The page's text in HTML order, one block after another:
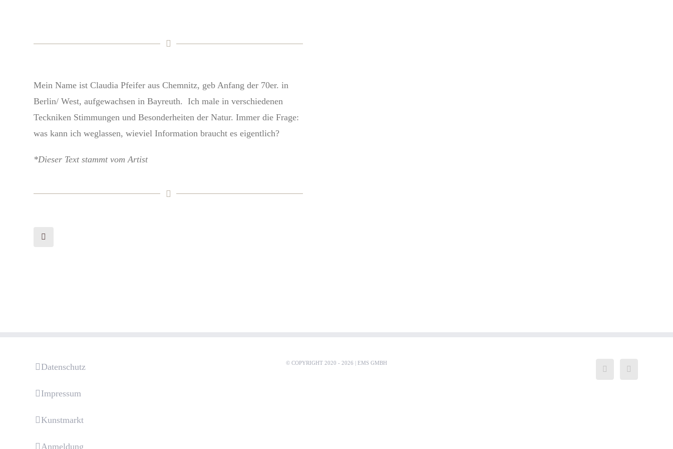
Mein Name ist Claudia Pfeifer aus Chemnitz, geb Anfang der 70er. in
Berlin/ West, aufgewachsen in Bayreuth. Ich male in verschiedenen
Teckniken Stimmungen und Besonderheiten der Natur. Immer die Frage:
was kann ich weglassen, wieviel Information braucht es eigentlich?
*Dieser Text stammt vom Artist
Datenschutz
Impressum
Kunstmarkt
Anmeldung
© COPYRIGHT 2020 - 2026 | EMS GMBH